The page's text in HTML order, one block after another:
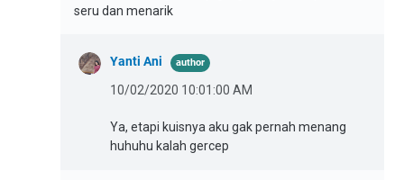
seru dan menarik
Yanti Ani
10/02/2020 10:01:00 AM
Ya, etapi kuisnya aku gak pernah menang
huhuhu kalah gercep